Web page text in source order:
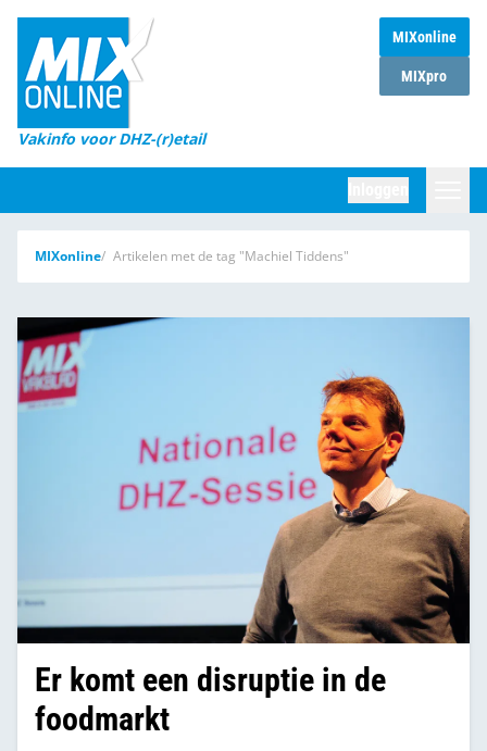
MIXonline
MIXpro
Vakinfo voor DHZ-(r)etail
Home
Magazines
DHZ Sessie
Marktcijfers
Word abonnee
Partners
MIXonline Artikelen met de tag "Machiel Tiddens"
Er komt een disruptie in de
foodmarkt